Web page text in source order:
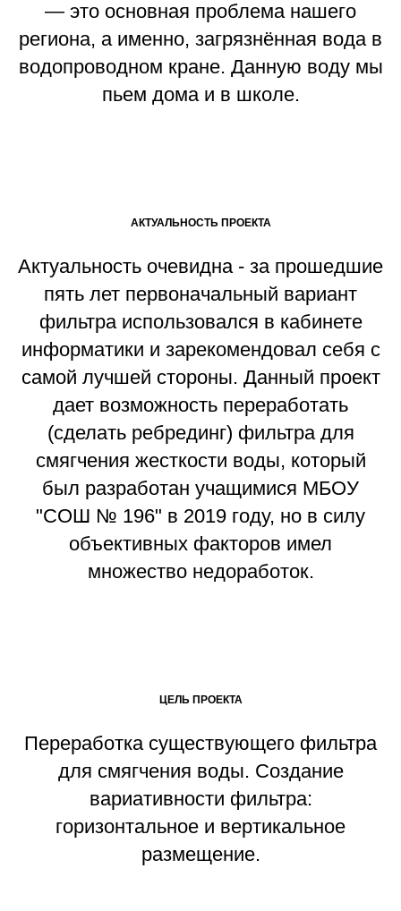
— это основная проблема нашего
региона, а именно, загрязнённая вода в
водопроводном кране. Данную воду мы
пьем дома и в школе.
АКТУАЛЬНОСТЬ ПРОЕКТА
Актуальность очевидна - за прошедшие
пять лет первоначальный вариант
фильтра использовался в кабинете
информатики и зарекомендовал себя с
самой лучшей стороны. Данный проект
дает возможность переработать
(сделать ребрединг) фильтра для
смягчения жесткости воды, который
был разработан учащимися МБОУ
"СОШ № 196" в 2019 году, но в силу
объективных факторов имел
множество недоработок.
ЦЕЛЬ ПРОЕКТА
Переработка существующего фильтра
для смягчения воды. Создание
вариативности фильтра:
горизонтальное и вертикальное
размещение.